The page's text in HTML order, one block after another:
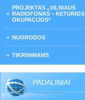
PROJEKTAS „VILNIAUS
RADIOFONAS – KETURIOS
OKUPACIJOS“
NUORODOS
TIKRINIMAMS
PADALINIAI